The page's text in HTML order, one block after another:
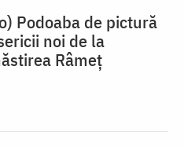
Podoaba de pictură
noi de la
Râmeț